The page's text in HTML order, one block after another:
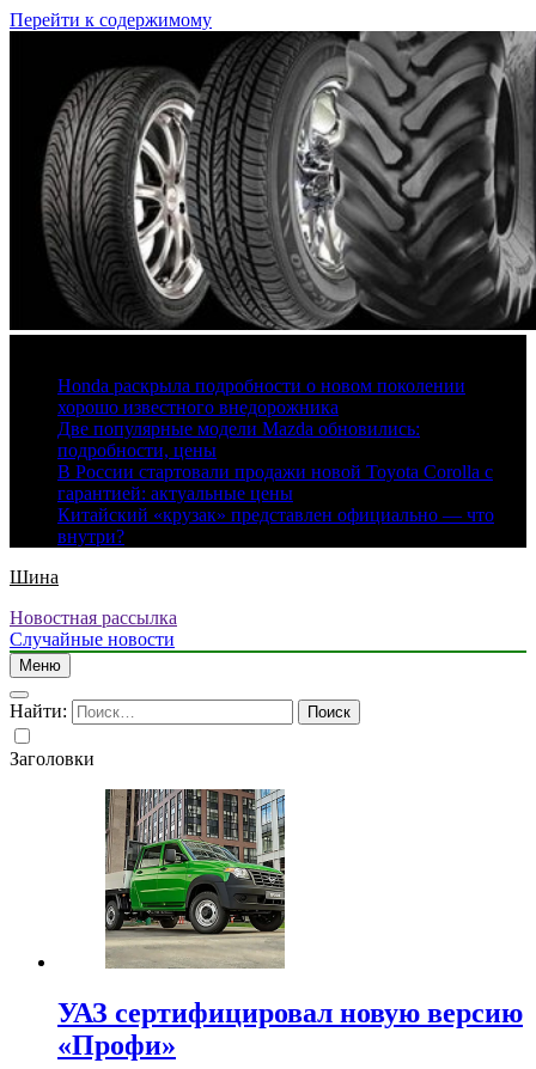
Перейти к содержимому
Honda раскрыла подробности о новом поколении
хорошо известного внедорожника
Две популярные модели Mazda обновились:
подробности, цены
В России стартовали продажи новой Toyota Corolla с
гарантией: актуальные цены
Китайский «крузак» представлен официально — что
внутри?
Шина
Новостная рассылка
Случайные новости
Меню
Найти:
Заголовки
УАЗ сертифицировал новую версию
«Профи»